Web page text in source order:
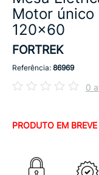
Motor
120×60
FORTREK
Referência: 86969
0
PRODUTO EM BREVE